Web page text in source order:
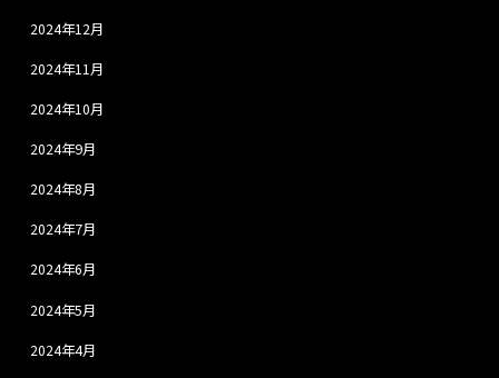
2024年12月
2024年11月
2024年10月
2024年9月
2024年8月
2024年7月
2024年6月
2024年5月
2024年4月